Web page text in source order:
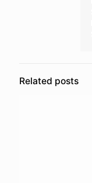
Related posts